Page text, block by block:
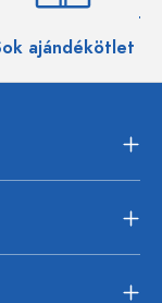
ajándékötlet